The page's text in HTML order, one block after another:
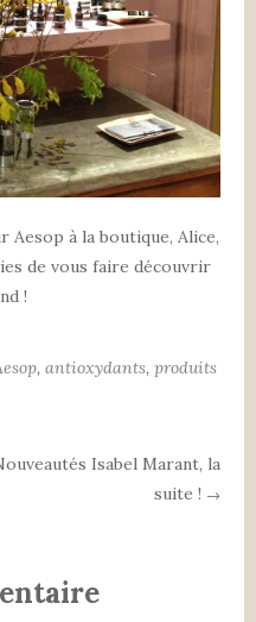
Aesop à la boutique, Alice,
de vous faire découvrir
!
, antioxydants, produits
Isabel Marant, la
suite ! →